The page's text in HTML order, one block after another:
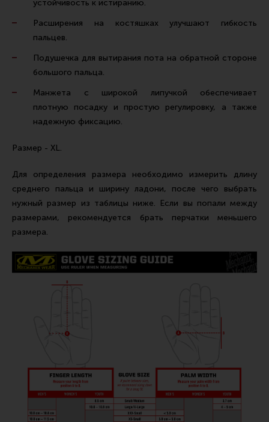
Тактическая медицина
Чехлы, рюкзаки, сумки
Прочее снаряжение
Оружейная химия
Инструменты и другие аксессуары
Шомполы и наборы для чистки
Ершики, вишеры, переходники
Патчи
Релоадинг
Линия Огня Медиа
Мероприятия
Фотоотчеты
устойчивость к истиранию.
Расширения на костяшках улучшают гибкость
пальцев.
Подушечка для вытирания пота на обратной стороне
большого пальца.
Манжета с широкой липучкой обеспечивает
плотную посадку и простую регулировку, а также
надежную фиксацию.
Размер - XL.
Для определения размера необходимо измерить длину
среднего пальца и ширину ладони, после чего выбрать
нужный размер из таблицы ниже. Если вы попали между
размерами, рекомендуется брать перчатки меньшего
размера.